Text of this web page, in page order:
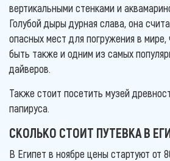
вертикальными стенками и
Голубой дыры дурная слава, она
опасных мест для погружения в
быть также и одним из самых
дайверов.
Также стоит посетить музей
папируса.
СКОЛЬКО СТОИТ ПУТЕВКА В
В Египет в ноябре цены стартуют от